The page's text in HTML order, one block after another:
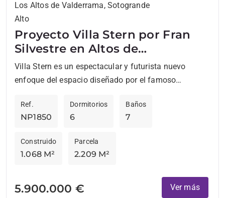
Los Altos de Valderrama, Sotogrande
Alto
Proyecto Villa Stern por Fran
Silvestre en Altos de
Valderrama
Villa Stern es un espectacular y futurista nuevo
enfoque del espacio diseñado por el famoso
urbanizaciones...
NP1850
Ref.
6
Dormitorios
7
Baños
1.068 M²
Construido
2.209 M²
Parcela
5.900.000 € Ver más